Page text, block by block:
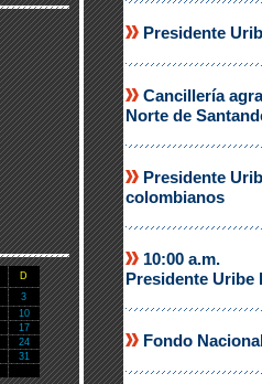
D
3
10
17
24
31
Presidente
Cancillería
Norte de
Presidente
colombianos
10:00 a.m.
Presidente Uribe
Fondo